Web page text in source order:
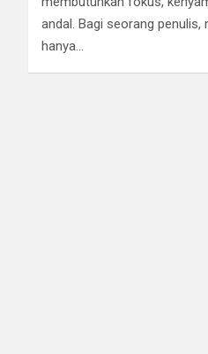
andal. Bagi seorang
hanya…